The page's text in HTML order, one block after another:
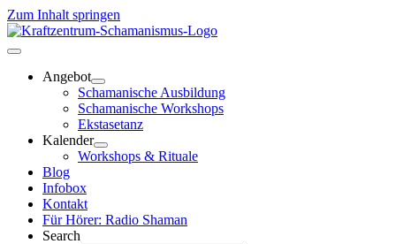
Zum Inhalt springen
Angebot
Schamanische Ausbildung
Schamanische Workshops
Ekstasetanz
Kalender
Workshops & Rituale
Blog
Infobox
Kontakt
Für Hörer: Radio Shaman
Search